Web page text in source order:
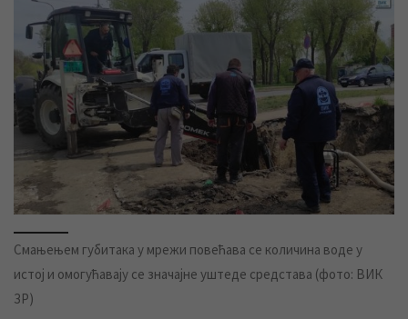
Смањењем губитака у мрежи повећава се количина воде у
истој и омогућавају се значајне уштеде средстава (фото: ВИК
ЗР)